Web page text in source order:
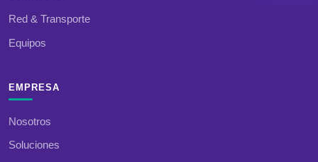
Red & Transporte
Equipos
EMPRESA
Nosotros
Soluciones